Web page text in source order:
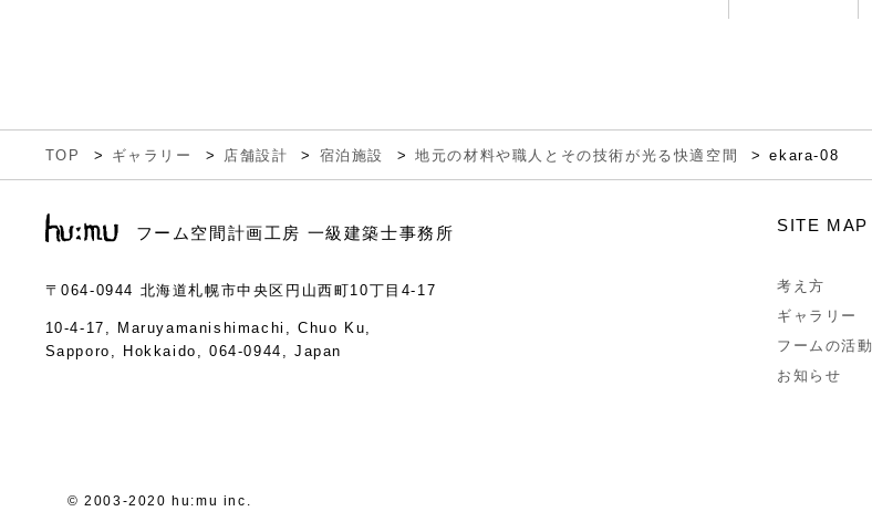
TOP ギャラリー 店舗設計 宿泊施設 地元の材料や職人とその技術が光る快適空間 ekara-08
フーム空間計画工房 一級建築士事務所
〒064-0944 北海道札幌市中央区円山西町10丁目4-17
10-4-17, Maruyamanishimachi, Chuo Ku,
Sapporo, Hokkaido, 064-0944, Japan
SITE MAP
考え方
ギャラリー
フームの活動
お知らせ
© 2003-2020 hu:mu inc.